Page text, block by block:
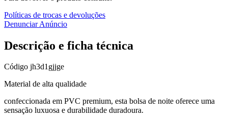
Políticas de trocas e devoluções
Denunciar Anúncio
Descrição e ficha técnica
Código jh3d1gjjge
Material de alta qualidade
confeccionada em PVC premium, esta bolsa de noite oferece uma
sensação luxuosa e durabilidade duradoura.